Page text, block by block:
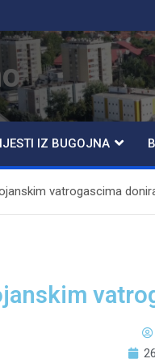
IZ BUGOJNA
vatrogascima